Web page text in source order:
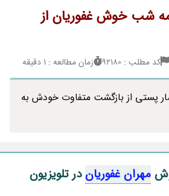
شب خوش غفوریان از
کد مطلب : 92180 زمان مطالعه : 1 دقیقه
پستی از بازگشت متفاوت خودش به
مهران غفوریان در تلویزیون